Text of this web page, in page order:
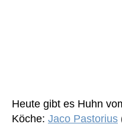
Heute gibt es Huhn
Köche: Jaco Pastorius